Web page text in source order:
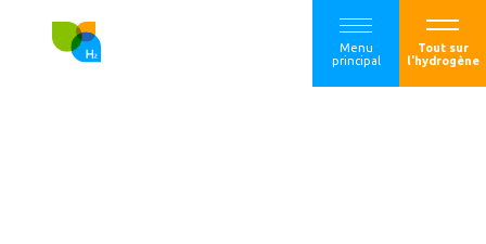
Menu
principal
Tout sur
l'hydrogène